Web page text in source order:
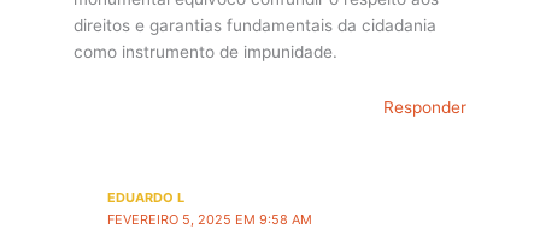
direitos e garantias fundamentais da cidadania
como instrumento de impunidade.
Responder
EDUARDO L
FEVEREIRO 5, 2025 EM 9:58 AM